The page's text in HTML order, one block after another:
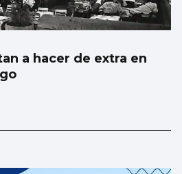
a hacer de extra en